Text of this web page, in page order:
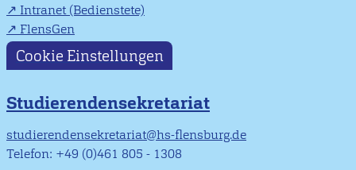
Intranet (Bedienstete)
FlensGen
Cookie Einstellungen
Studierendensekretariat
studierendensekretariat@hs-flensburg.de
Telefon: +49 (0)461 805 - 1308